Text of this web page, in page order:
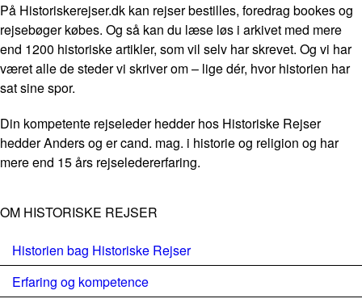
På Historiskerejser.dk kan rejser bestilles, foredrag bookes og
rejsebøger købes. Og så kan du læse løs i arkivet med mere
end 1200 historiske artikler, som vil selv har skrevet. Og vi har
været alle de steder vi skriver om – lige dér, hvor historien har
sat sine spor.
Din kompetente rejseleder hedder hos Historiske Rejser
hedder Anders og er cand. mag. i historie og religion og har
mere end 15 års rejseledererfaring.
OM HISTORISKE REJSER
Historien bag Historiske Rejser
Erfaring og kompetence